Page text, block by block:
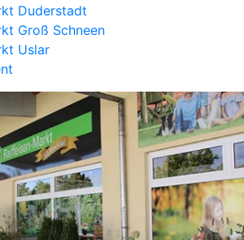
Duderstadt
Groß Schneen
Uslar